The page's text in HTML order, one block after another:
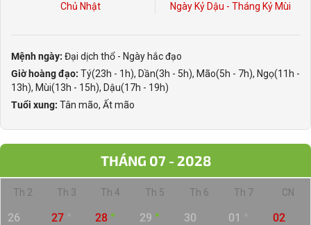
Chủ Nhật
Ngày Kỷ Dậu - Tháng Kỷ Mùi
Mệnh ngày: Đại dịch thổ - Ngày hắc đạo
Giờ hoàng đạo: Tý(23h - 1h), Dần(3h - 5h), Mão(5h - 7h), Ngọ(11h -
13h), Mùi(13h - 15h), Dậu(17h - 19h)
Tuổi xung: Tân mão, Ất mão
THÁNG 07 - 2028
Th 2 Th 3 Th 4 Th 5 Th 6 Th 7 CN
26 27 28 29 30 01 02